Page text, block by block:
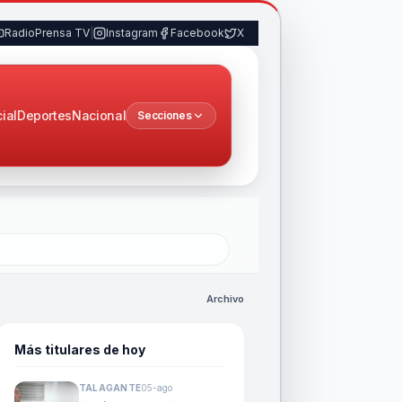
RadioPrensa TV Instagram Facebook X
DeportesNacional Secciones
Archivo
Más titulares de hoy
TALAGANTE05-ago